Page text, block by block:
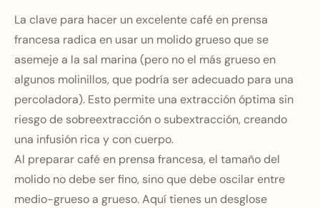
La clave para hacer un excelente café en prensa
francesa radica en usar un molido grueso que se
asemeje a la sal marina (pero no el más grueso en
algunos molinillos, que podría ser adecuado para una
percoladora). Esto permite una extracción óptima sin
riesgo de sobreextracción o subextracción, creando
una infusión rica y con cuerpo.
Al preparar café en prensa francesa, el tamaño del
molido no debe ser fino, sino que debe oscilar entre
medio-grueso a grueso. Aquí tienes un desglose